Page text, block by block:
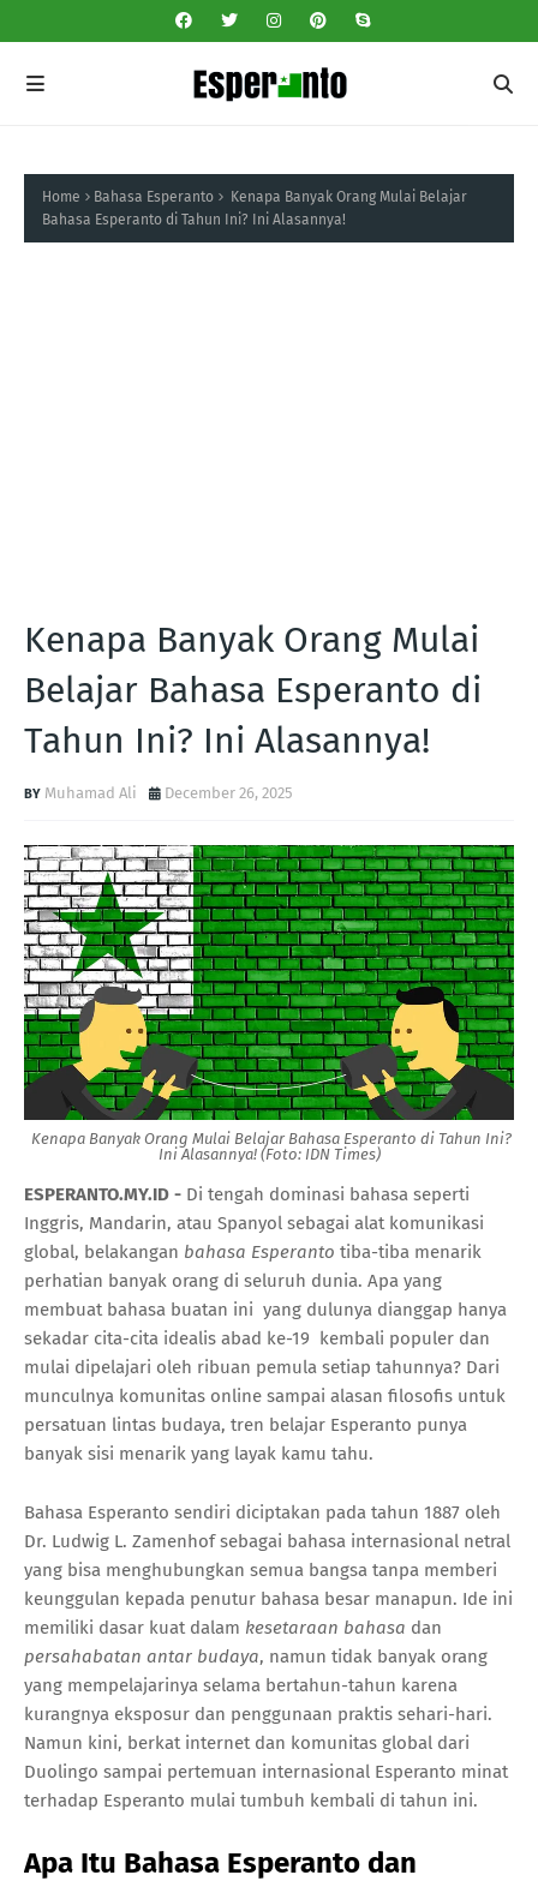
Home Bahasa Esperanto
Kenapa Banyak Orang Mulai Belajar
Bahasa Esperanto di Tahun Ini? Ini Alasannya!
Kenapa Banyak Orang Mulai
Belajar Bahasa Esperanto di
Tahun Ini? Ini Alasannya!
Muhamad Ali December 26, 2025
Kenapa Banyak Orang Mulai Belajar Bahasa Esperanto di Tahun Ini?
Ini Alasannya! (Foto: IDN Times)
ESPERANTO.MY.ID - Di tengah dominasi bahasa seperti
Inggris, Mandarin, atau Spanyol sebagai alat komunikasi
global, belakangan bahasa Esperanto tiba-tiba menarik
perhatian banyak orang di seluruh dunia. Apa yang
membuat bahasa buatan ini yang dulunya dianggap hanya
sekadar cita-cita idealis abad ke-19 kembali populer dan
mulai dipelajari oleh ribuan pemula setiap tahunnya? Dari
munculnya komunitas online sampai alasan filosofis untuk
persatuan lintas budaya, tren belajar Esperanto punya
banyak sisi menarik yang layak kamu tahu.
Bahasa Esperanto sendiri diciptakan pada tahun 1887 oleh
Dr. Ludwig L. Zamenhof sebagai bahasa internasional netral
yang bisa menghubungkan semua bangsa tanpa memberi
keunggulan kepada penutur bahasa besar manapun. Ide ini
memiliki dasar kuat dalam kesetaraan bahasa dan
persahabatan antar budaya, namun tidak banyak orang
yang mempelajarinya selama bertahun-tahun karena
kurangnya eksposur dan penggunaan praktis sehari-hari.
Namun kini, berkat internet dan komunitas global dari
Duolingo sampai pertemuan internasional Esperanto minat
terhadap Esperanto mulai tumbuh kembali di tahun ini.
Apa Itu Bahasa Esperanto dan